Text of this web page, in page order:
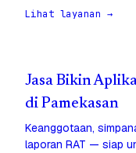
Lihat layanan →
Jasa Bikin
di Pamekasan
Keanggotaan,
laporan RAT — siap